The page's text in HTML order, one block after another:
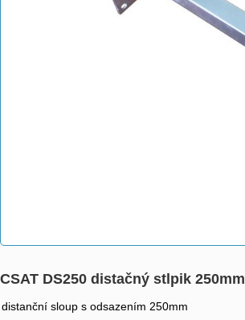
CSAT DS250 distačný stlpik 250mm
distanční sloup s odsazením 250mm